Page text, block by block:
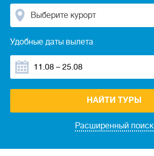
Выберите курорт
Удобные даты вылета
Расширенный поиск
НАЙТИ ТУРЫ